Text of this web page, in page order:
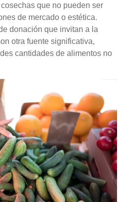
que no pueden ser
de mercado o estética.
donación que invitan a la
otra fuente significativa,
cantidades de alimentos no